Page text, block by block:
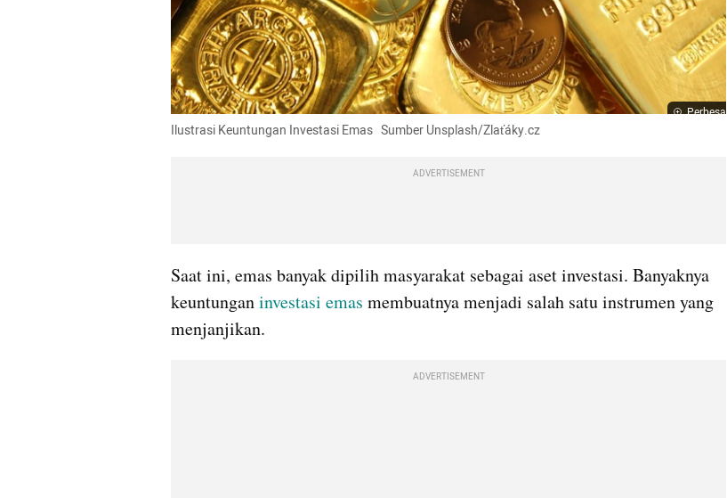
Perbesar
Ilustrasi Keuntungan Investasi Emas   Sumber Unsplash/Zlaťáky.cz
ADVERTISEMENT
Saat ini, emas banyak dipilih masyarakat sebagai aset investasi. Banyaknya
keuntungan investasi emas membuatnya menjadi salah satu instrumen yang
menjanjikan.
ADVERTISEMENT